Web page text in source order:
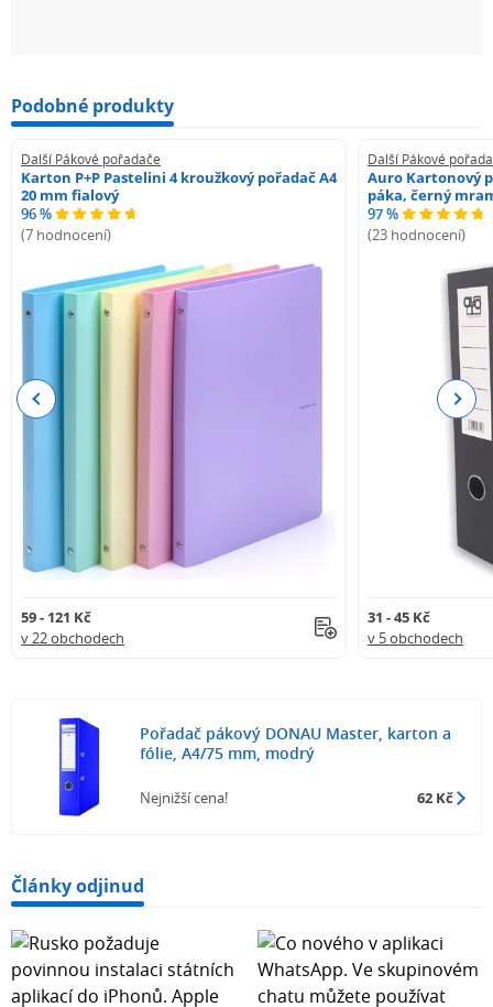
Podobné produkty
Další Pákové pořadače
Karton P+P Pastelini 4 kroužkový pořadač A4
20 mm fialový
96 %
(7 hodnocení)
59 - 121 Kč
v 22 obchodech
Další Pákové
Auro Kartonový
páka, černý
97 %
(23 hodnocení)
31 - 45 Kč
v 5 obchodech
Previous Next
Pořadač pákový DONAU Master, karton a
fólie, A4/75 mm, modrý
Nejnižší cena! 62 Kč
Články odjinud